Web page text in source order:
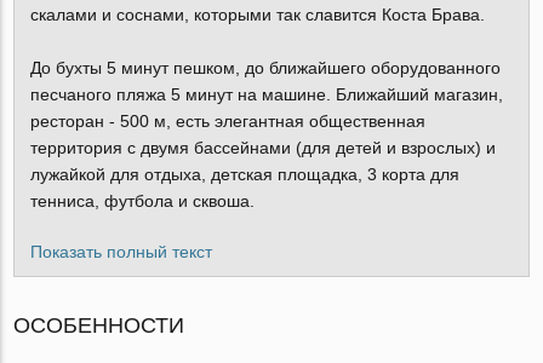
скалами и соснами, которыми так славится Коста Брава.
До бухты 5 минут пешком, до ближайшего оборудованного
песчаного пляжа 5 минут на машине. Ближайший магазин,
ресторан - 500 м, есть элегантная общественная
территория с двумя бассейнами (для детей и взрослых) и
лужайкой для отдыха, детская площадка, 3 корта для
тенниса, футбола и сквоша.
Показать полный текст
ОСОБЕННОСТИ